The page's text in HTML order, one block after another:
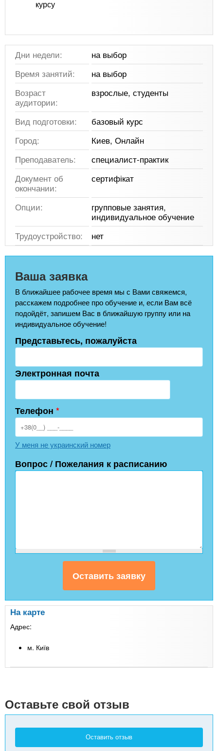
курсу
Дни недели:
на выбор
Время занятий:
на выбор
Возраст
аудитории:
взрослые, студенты
Вид подготовки:
базовый курс
Город:
Киев, Онлайн
Преподаватель:
специалист-практик
Документ об
окончании:
сертифікат
Опции:
групповые занятия,
индивидуальное обучение
Трудоустройство:
нет
Ваша заявка
В ближайшее рабочее время мы с Вами свяжемся,
расскажем подробнее про обучение и, если Вам всё
подойдёт, запишем Вас в ближайшую группу или на
индивидуальное обучение!
Представьтесь, пожалуйста
Электронная почта
Телефон *
У меня не украинский номер
Вопрос / Пожелания к расписанию
На карте
Адрес:
м. Київ
Оставьте свой отзыв
Оставить отзыв